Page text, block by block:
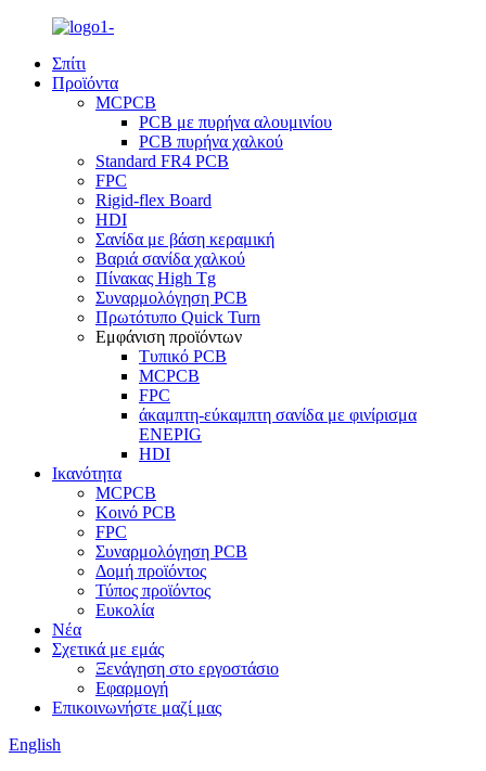
Σπίτι
Προϊόντα
MCPCB
PCB με πυρήνα αλουμινίου
PCB πυρήνα χαλκού
Standard FR4 PCB
FPC
Rigid-flex Board
HDI
Σανίδα με βάση κεραμική
Βαριά σανίδα χαλκού
Πίνακας High Tg
Συναρμολόγηση PCB
Πρωτότυπο Quick Turn
Εμφάνιση προϊόντων
Τυπικό PCB
MCPCB
FPC
άκαμπτη-εύκαμπτη σανίδα με φινίρισμα
ENEPIG
HDI
Ικανότητα
MCPCB
Κοινό PCB
FPC
Συναρμολόγηση PCB
Δομή προϊόντος
Τύπος προϊόντος
Ευκολία
Νέα
Σχετικά με εμάς
Ξενάγηση στο εργοστάσιο
Εφαρμογή
Επικοινωνήστε μαζί μας
English